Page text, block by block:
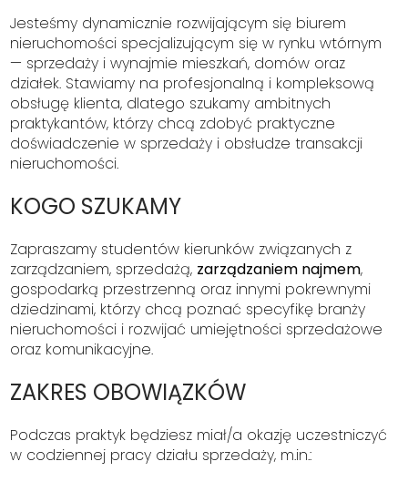
Jesteśmy dynamicznie rozwijającym się biurem
nieruchomości specjalizującym się w rynku wtórnym
— sprzedaży i wynajmie mieszkań, domów oraz
działek. Stawiamy na profesjonalną i kompleksową
obsługę klienta, dlatego szukamy ambitnych
praktykantów, którzy chcą zdobyć praktyczne
doświadczenie w sprzedaży i obsłudze transakcji
nieruchomości.
KOGO SZUKAMY
Zapraszamy studentów kierunków związanych z
zarządzaniem, sprzedażą, zarządzaniem najmem,
gospodarką przestrzenną oraz innymi pokrewnymi
dziedzinami, którzy chcą poznać specyfikę branży
nieruchomości i rozwijać umiejętności sprzedażowe
oraz komunikacyjne.
ZAKRES OBOWIĄZKÓW
Podczas praktyk będziesz miał/a okazję uczestniczyć
w codziennej pracy działu sprzedaży, m.in.: